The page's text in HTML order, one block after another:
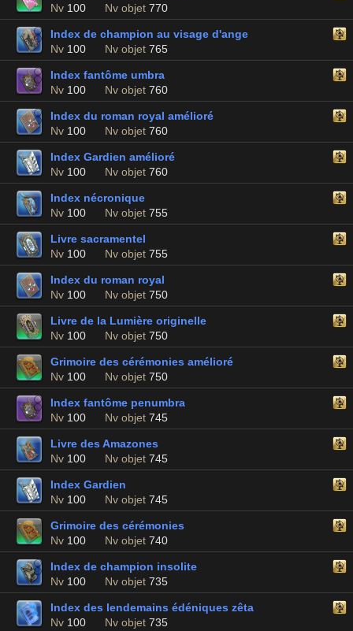
Nv 100 Nv objet 770
Index de champion au visage d'ange
Nv 100 Nv objet 765
Index fantôme umbra
Nv 100 Nv objet 760
Index du roman royal amélioré
Nv 100 Nv objet 760
Index Gardien amélioré
Nv 100 Nv objet 760
Index nécronique
Nv 100 Nv objet 755
Livre sacramentel
Nv 100 Nv objet 755
Index du roman royal
Nv 100 Nv objet 750
Livre de la Lumière originelle
Nv 100 Nv objet 750
Grimoire des cérémonies amélioré
Nv 100 Nv objet 750
Index fantôme penumbra
Nv 100 Nv objet 745
Livre des Amazones
Nv 100 Nv objet 745
Index Gardien
Nv 100 Nv objet 745
Grimoire des cérémonies
Nv 100 Nv objet 740
Index de champion insolite
Nv 100 Nv objet 735
Index des lendemains édéniques zêta
Nv 100 Nv objet 735